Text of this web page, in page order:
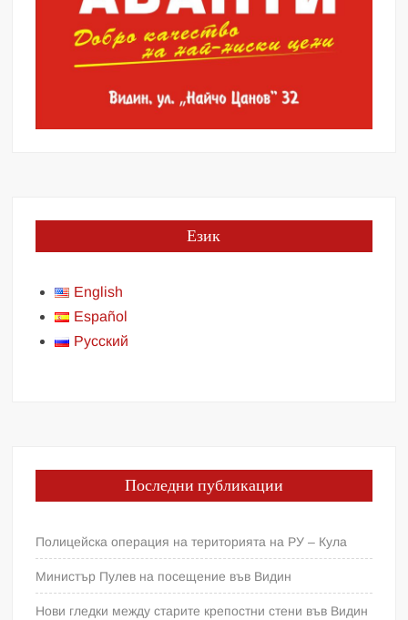
Език
English
Español
Русский
Последни публикации
Полицейска операция на територията на РУ – Кула
Министър Пулев на посещение във Видин
Нови гледки между старите крепостни стени във Видин